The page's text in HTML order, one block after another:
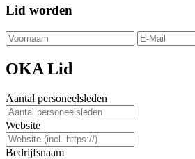
Lid worden
OKA Lid
Aantal personeelsleden
Website
Bedrijfsnaam